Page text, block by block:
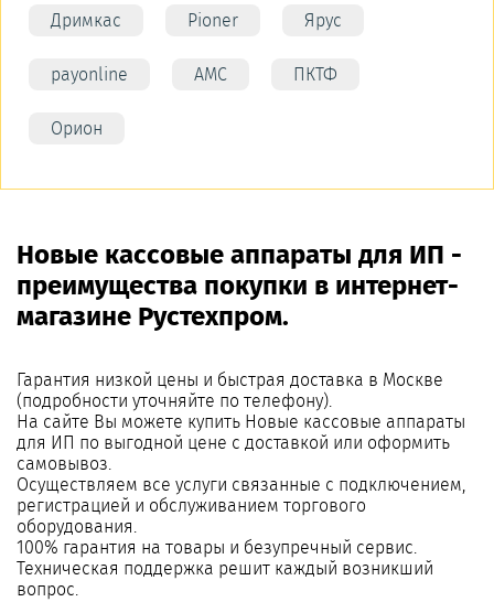
Дримкас Pioner Ярус
payonline АМС ПКТФ
Орион
Новые кассовые аппараты для ИП -
преимущества покупки в интернет-
магазине Рустехпром.
Гарантия низкой цены и быстрая доставка в Москве
(подробности уточняйте по телефону).
На сайте Вы можете купить Новые кассовые аппараты
для ИП по выгодной цене с доставкой или оформить
самовывоз.
Осуществляем все услуги связанные с подключением,
регистрацией и обслуживанием торгового
оборудования.
100% гарантия на товары и безупречный сервис.
Техническая поддержка решит каждый возникший
вопрос.